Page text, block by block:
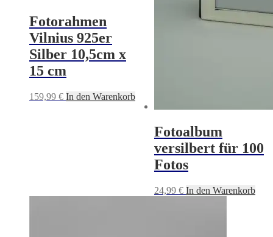
Fotorahmen
Vilnius 925er
Silber 10,5cm x
15 cm
159,99 € In den Warenkorb
Fotoalbum
versilbert für 100
Fotos
24,99 € In den Warenkorb